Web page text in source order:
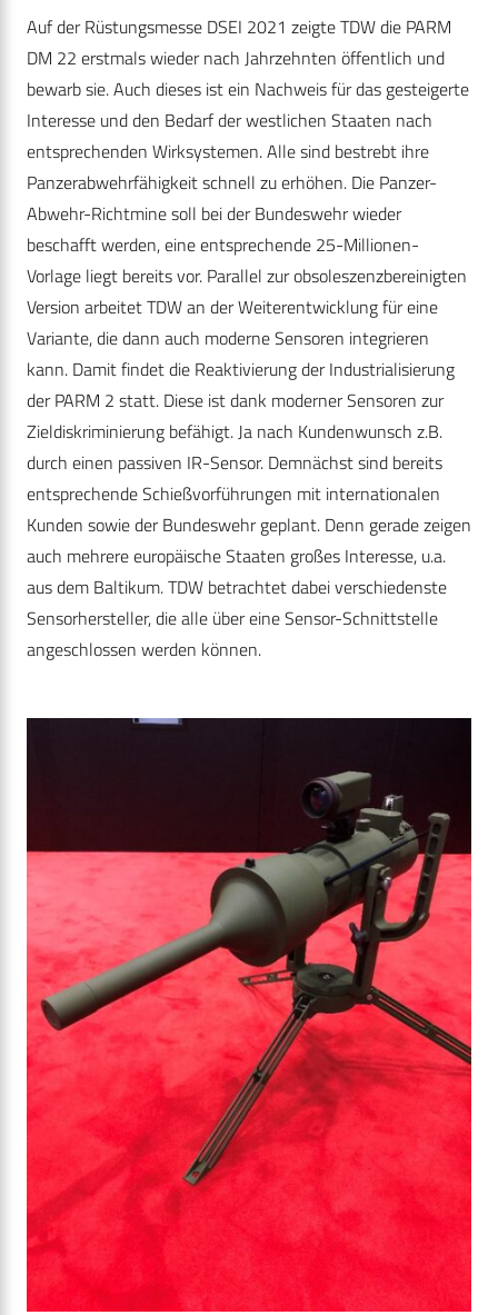
Auf der Rüstungsmesse DSEI 2021 zeigte TDW die PARM
DM 22 erstmals wieder nach Jahrzehnten öffentlich und
bewarb sie. Auch dieses ist ein Nachweis für das gesteigerte
Interesse und den Bedarf der westlichen Staaten nach
entsprechenden Wirksystemen. Alle sind bestrebt ihre
Panzerabwehrfähigkeit schnell zu erhöhen. Die Panzer-
Abwehr-Richtmine soll bei der Bundeswehr wieder
beschafft werden, eine entsprechende 25-Millionen-
Vorlage liegt bereits vor. Parallel zur obsoleszenzbereinigten
Version arbeitet TDW an der Weiterentwicklung für eine
Variante, die dann auch moderne Sensoren integrieren
kann. Damit findet die Reaktivierung der Industrialisierung
der PARM 2 statt. Diese ist dank moderner Sensoren zur
Zieldiskriminierung befähigt. Ja nach Kundenwunsch z.B.
durch einen passiven IR-Sensor. Demnächst sind bereits
entsprechende Schießvorführungen mit internationalen
Kunden sowie der Bundeswehr geplant. Denn gerade zeigen
auch mehrere europäische Staaten großes Interesse, u.a.
aus dem Baltikum. TDW betrachtet dabei verschiedenste
Sensorhersteller, die alle über eine Sensor-Schnittstelle
angeschlossen werden können.